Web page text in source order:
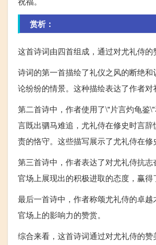
赏析：
这首诗词由四首组成，通过对尤礼侍的
诗词的第一首描绘了礼仪之风的断绝
论纷纷的情景。这种描绘表达了作者对
第二首诗中，作者使用了\"片言灼龟鉴
言既出驷马难追，尤礼侍在修史时言
责的恪守。这些描写展示了尤礼侍在修
第三首诗中，作者表达了对尤礼侍抗
官场上展现出的积极进取的态度，赢得
最后一首诗中，作者称颂尤礼侍的卓
官场上的影响力的赞赏。
综合来看，这首诗词通过对尤礼侍的